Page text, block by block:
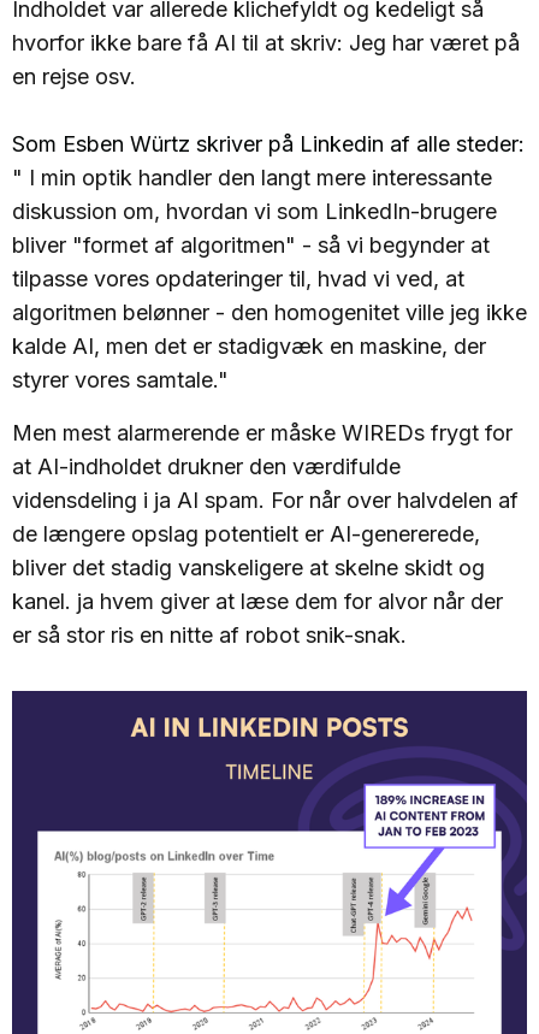
Indholdet var allerede klichefyldt og kedeligt så
hvorfor ikke bare få AI til at skriv: Jeg har været på
en rejse osv.
Som Esben Würtz skriver på Linkedin af alle steder:
" I min optik handler den langt mere interessante
diskussion om, hvordan vi som LinkedIn-brugere
bliver "formet af algoritmen" - så vi begynder at
tilpasse vores opdateringer til, hvad vi ved, at
algoritmen belønner - den homogenitet ville jeg ikke
kalde AI, men det er stadigvæk en maskine, der
styrer vores samtale."
Men mest alarmerende er måske WIREDs frygt for
at AI-indholdet drukner den værdifulde
vidensdeling i ja AI spam. For når over halvdelen af
de længere opslag potentielt er AI-genererede,
bliver det stadig vanskeligere at skelne skidt og
kanel. ja hvem giver at læse dem for alvor når der
er så stor ris en nitte af robot snik-snak.